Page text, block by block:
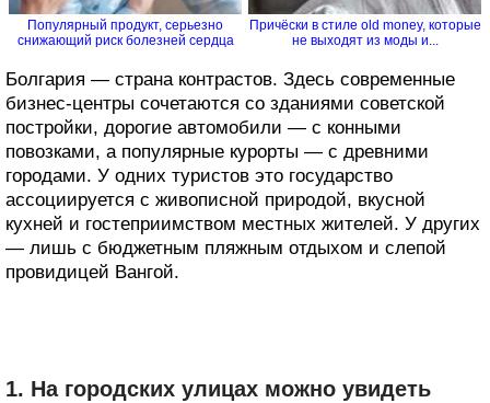
Популярный продукт, серьезно
снижающий риск болезней сердца
Причёски в стиле old money, которые
не выходят из моды и...
Болгария — страна контрастов. Здесь современные
бизнес-центры сочетаются со зданиями советской
постройки, дорогие автомобили — с конными
повозками, а популярные курорты — с древними
городами. У одних туристов это государство
ассоциируется с живописной природой, вкусной
кухней и гостеприимством местных жителей. У других
— лишь с бюджетным пляжным отдыхом и слепой
провидицей Вангой.
1. На городских улицах можно увидеть